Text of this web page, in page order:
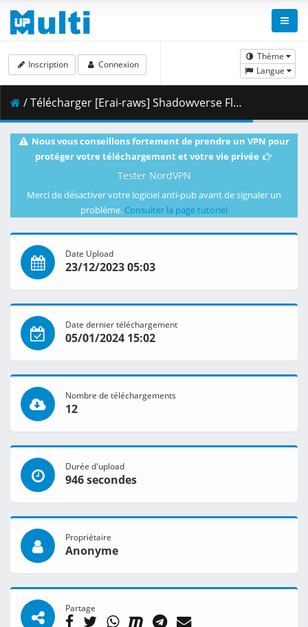
Thème
Langue
Inscription Connexion
/ Télécharger [Erai-raws] Shadowverse Flame - Seven Shadows Hen - 25 [1080p][Multiple Subtitle][7E55F4A4].mkv.002 ( 459.07 MB )
Nous vous conseillons fortement de prendre un VPN pour
protéger votre téléchargement et votre vie privée
Tester NordVPN
Merci de désactiver votre logiciel anti-pub avant de signaler un
problème. Consulter la page tutoriel
Date Upload
23/12/2023 05:03
Date dernier téléchargement
05/01/2024 15:02
Nombre de téléchargements
12
Durée d'upload
946 secondes
Propriétaire
Anonyme
Partage